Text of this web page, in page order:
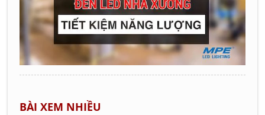
BÀI XEM NHIỀU